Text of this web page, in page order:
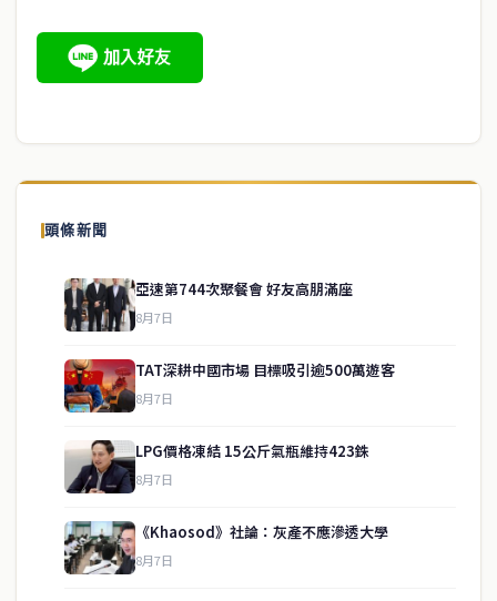
頭條新聞
亞速第744次聚餐會 好友高朋滿座
8月7日
TAT深耕中國市場 目標吸引逾500萬遊客
8月7日
LPG價格凍結 15公斤氣瓶維持423銖
8月7日
《Khaosod》社論：灰產不應滲透大學
8月7日
service@thaichinesenews.com